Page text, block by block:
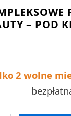
– POD
2 wolne